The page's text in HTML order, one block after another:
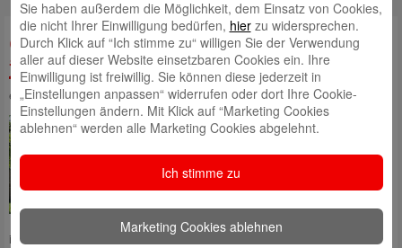
Geschäftsstelle Rattelsdorf feiert 50-
jähriges Jubiläum
eingestellt vonAndrea Rupprechtam 7. November 2024
Vor 50 Jahren wurde in der
Geschäftsstelle Rattelsdorf das
erste Kundenkonto eröffnet. Am
1. April 1974 war es so weit. Ab
diesem Tag hatten die
Rattelsdorfer einen eigenen
Anlaufpunkt der Sparkasse für
ihre Finanzen vor Ort. Die Kontenmenge ist seitdem
Sie haben außerdem die Möglichkeit, dem Einsatz von Cookies,
die nicht Ihrer Einwilligung bedürfen, hierzu widersprechen.
Durch Klick auf “Ich stimme zu“ willigen Sie der Verwendung
aller auf dieser Website einsetzbaren Cookies ein. Ihre
Einwilligung ist freiwillig. Sie können diese jederzeit in
„Einstellungen anpassen“ widerrufen oder dort Ihre Cookie-
Einstellungen ändern. Mit Klick auf “Marketing Cookies
ablehnen“ werden alle Marketing Cookies abgelehnt.
Ich stimme zu
Marketing Cookies ablehnen